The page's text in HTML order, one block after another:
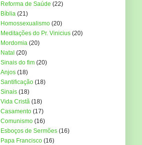
Reforma de Saúde (22)
Bíblia (21)
Homossexualismo (20)
Meditações do Pr. Vinicius (20)
Mordomia (20)
Natal (20)
Sinais do fim (20)
Anjos (18)
Santificação (18)
Sinais (18)
Vida Cristã (18)
Casamento (17)
Comunismo (16)
Esboços de Sermões (16)
Papa Francisco (16)